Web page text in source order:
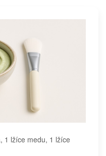
1 lžíce medu, 1 lžíce